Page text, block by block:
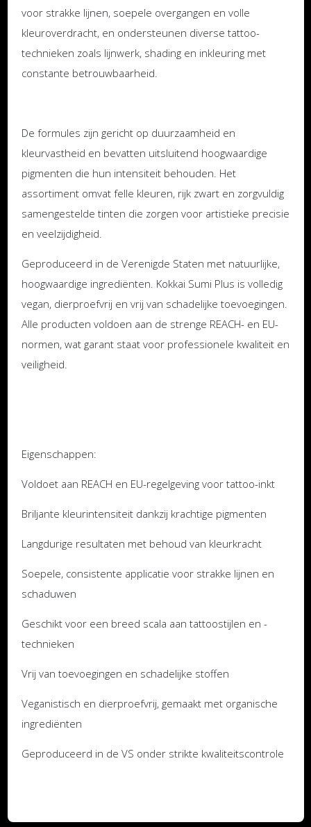
voor strakke lijnen, soepele overgangen en volle
kleuroverdracht, en ondersteunen diverse tattoo-
technieken zoals lijnwerk, shading en inkleuring met
constante betrouwbaarheid.
De formules zijn gericht op duurzaamheid en
kleurvastheid en bevatten uitsluitend hoogwaardige
pigmenten die hun intensiteit behouden. Het
assortiment omvat felle kleuren, rijk zwart en zorgvuldig
samengestelde tinten die zorgen voor artistieke precisie
en veelzijdigheid.
Geproduceerd in de Verenigde Staten met natuurlijke,
hoogwaardige ingrediënten. Kokkai Sumi Plus is volledig
vegan, dierproefvrij en vrij van schadelijke toevoegingen.
Alle producten voldoen aan de strenge REACH- en EU-
normen, wat garant staat voor professionele kwaliteit en
veiligheid.
Eigenschappen:
Voldoet aan REACH en EU-regelgeving voor tattoo-inkt
Briljante kleurintensiteit dankzij krachtige pigmenten
Langdurige resultaten met behoud van kleurkracht
Soepele, consistente applicatie voor strakke lijnen en
schaduwen
Geschikt voor een breed scala aan tattoostijlen en -
technieken
Vrij van toevoegingen en schadelijke stoffen
Veganistisch en dierproefvrij, gemaakt met organische
ingrediënten
Geproduceerd in de VS onder strikte kwaliteitscontrole